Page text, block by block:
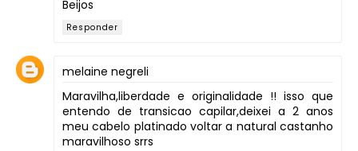
Beijos
Responder
melaine negreli
Maravilha,liberdade e originalidade !! isso que
entendo de transicao capilar,deixei a 2 anos
meu cabelo platinado voltar a natural castanho
maravilhoso srrs